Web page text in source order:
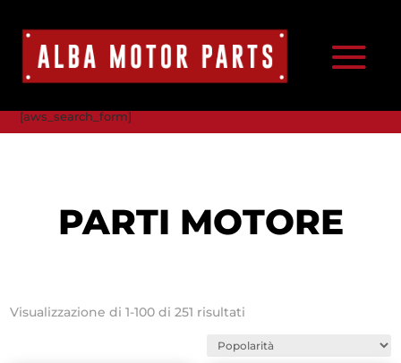
[aws_search_form]
PARTI MOTORE
Visualizzazione di 1-100 di 251 risultati